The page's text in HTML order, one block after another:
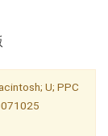
U; PPC